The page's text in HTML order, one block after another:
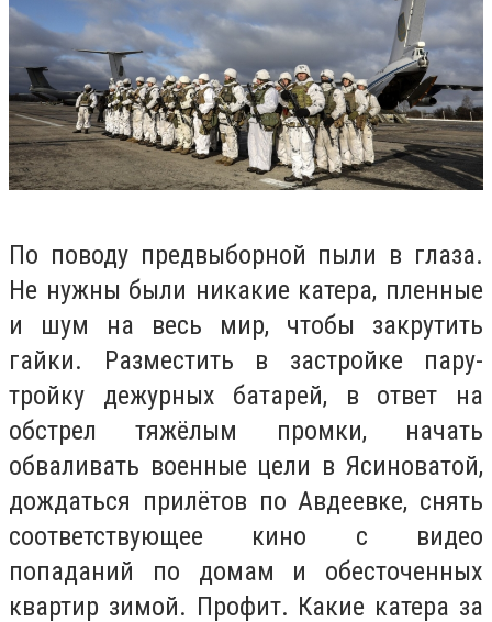
По поводу предвыборной пыли в глаза.
Не нужны были никакие катера, пленные
и шум на весь мир, чтобы закрутить
гайки. Разместить в застройке пару-
тройку дежурных батарей, в ответ на
обстрел тяжёлым промки, начать
обваливать военные цели в Ясиноватой,
дождаться прилётов по Авдеевке, снять
соответствующее кино с видео
попаданий по домам и обесточенных
квартир зимой. Профит. Какие катера за